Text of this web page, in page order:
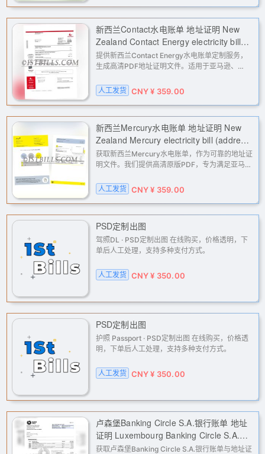
新西兰Contact水电账单 地址证明 New
Zealand Contact Energy electricity bill
(address proof)
提供新西兰Contact Energy水电账单定制服务，
生成高清PDF地址证明文件。适用于亚马逊、
认证及账户解封申诉，解决各类海外服务地址核验
问题。下单后人工处理，通过邮件交付
人工发货 CNY ¥ 359.00
新西兰Mercury水电账单 地址证明 New
Zealand Mercury electricity bill (address
proof)
获取新西兰Mercury水电账单，作为可靠的地址证
明文件。我们提供高清原版PDF，专为满足亚马
地址验证需求而定制。适用于账户解封、金融服务
验证、海外业务开通等多种场景，
人工发货 CNY ¥ 359.00
PSD定制出图
驾照DL · PSD定制出图 在线购买，价格透明，下
单后人工处理，支持多种支付方式。
人工发货 CNY ¥ 350.00
PSD定制出图
护照 Passport · PSD定制出图 在线购买，价格透
明，下单后人工处理，支持多种支付方式。
人工发货 CNY ¥ 350.00
卢森堡Banking Circle S.A.银行账单 地址
证明 Luxembourg Banking Circle S.A.
Bank Statements and Proof of Address
获取卢森堡Banking Circle S.A.银行账单与地址证